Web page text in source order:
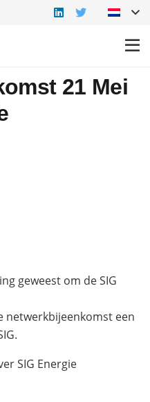
21 Mei
geweest om de SIG
netwerkbijeenkomst een
SIG Energie